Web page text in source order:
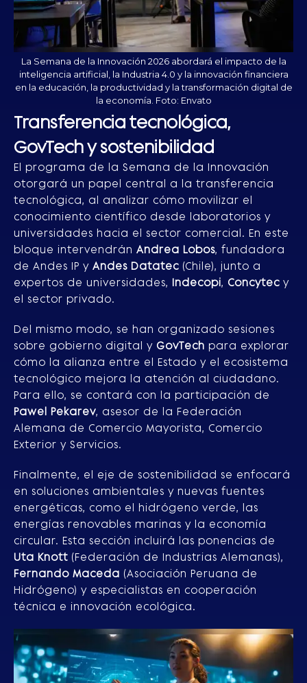
La Semana de la Innovación 2026 abordará el impacto de la
inteligencia artificial, la Industria 4.0 y la innovación financiera
en la educación, la productividad y la transformación digital de
la economía. Foto: Envato
Transferencia tecnológica,
GovTech y sostenibilidad
El programa de la Semana de la Innovación
otorgará un papel central a la transferencia
tecnológica, al analizar cómo movilizar el
conocimiento científico desde laboratorios y
universidades hacia el sector comercial. En este
bloque intervendrán Andrea Lobos, fundadora
de Andes IP y Andes Datatec (Chile), junto a
expertos de universidades, Indecopi, Concytec y
el sector privado.
Del mismo modo, se han organizado sesiones
sobre gobierno digital y GovTech para explorar
cómo la alianza entre el Estado y el ecosistema
tecnológico mejora la atención al ciudadano.
Para ello, se contará con la participación de
Pawel Pekarev, asesor de la Federación
Alemana de Comercio Mayorista, Comercio
Exterior y Servicios.
Finalmente, el eje de sostenibilidad se enfocará
en soluciones ambientales y nuevas fuentes
energéticas, como el hidrógeno verde, las
energías renovables marinas y la economía
circular. Esta sección incluirá las ponencias de
Uta Knott (Federación de Industrias Alemanas),
Fernando Maceda (Asociación Peruana de
Hidrógeno) y especialistas en cooperación
técnica e innovación ecológica.